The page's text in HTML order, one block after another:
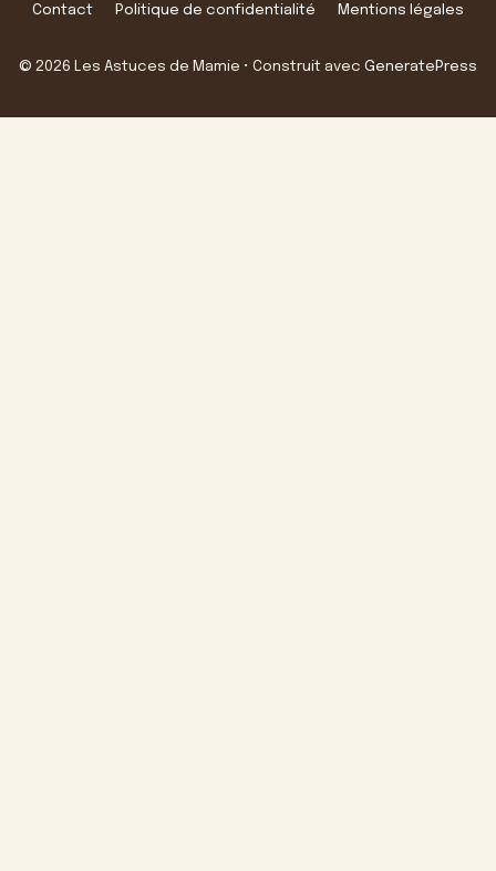
Contact Politique de confidentialité Mentions légales
© 2026 Les Astuces de Mamie • Construit avec GeneratePress